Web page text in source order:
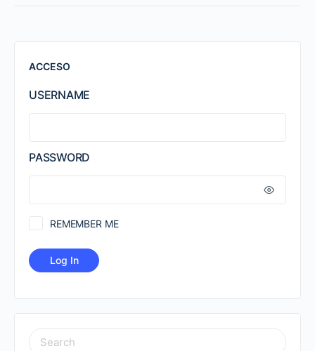
ACCESO
USERNAME
PASSWORD
REMEMBER ME
SEARCH